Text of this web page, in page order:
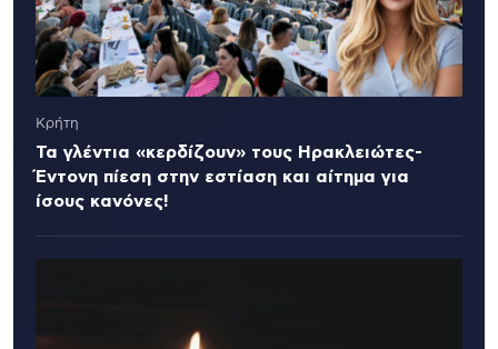
Κρήτη
Τα γλέντια «κερδίζουν» τους Ηρακλειώτες-
Έντονη πίεση στην εστίαση και αίτημα για
ίσους κανόνες!